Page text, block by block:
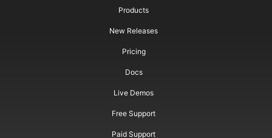
Products
New Releases
Pricing
Docs
Live Demos
Free Support
Paid Support